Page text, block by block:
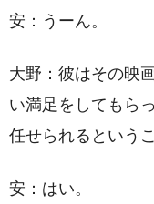
安：うーん。
大野：彼はその映
い満足をしてもら
任せられるという
安：はい。